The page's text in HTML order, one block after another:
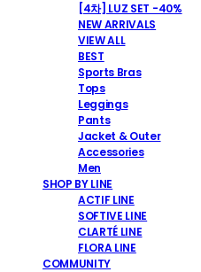
[4차] LUZ SET -40%
NEW ARRIVALS
VIEW ALL
BEST
Sports Bras
Tops
Leggings
Pants
Jacket & Outer
Accessories
Men
SHOP BY LINE
ACTIF LINE
SOFTIVE LINE
CLARTÉ LINE
FLORA LINE
COMMUNITY